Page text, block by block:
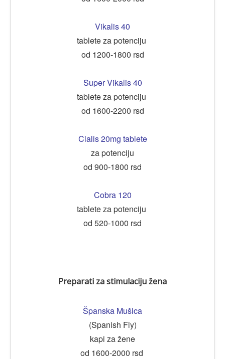
Vikalis 40
tablete za potenciju
od 1200-1800 rsd
Super Vikalis 40
tablete za potenciju
od 1600-2200 rsd
Cialis 20mg tablete
za potenciju
od 900-1800 rsd
Cobra 120
tablete za potenciju
od 520-1000 rsd
Preparati za stimulaciju žena
Španska Mušica
(Spanish Fly)
kapi za žene
od 1600-2000 rsd